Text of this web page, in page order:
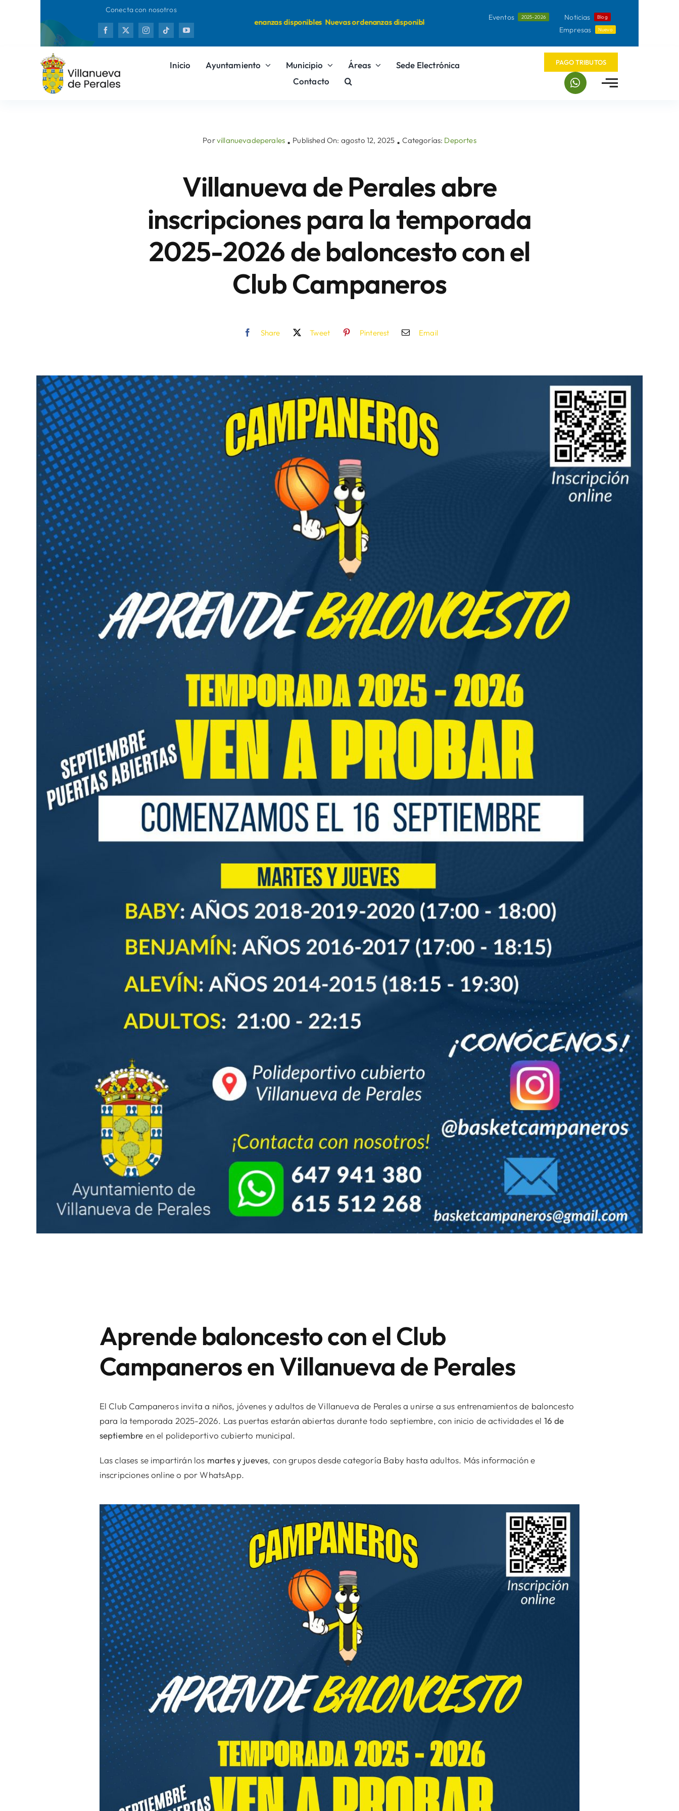
Conecta con nosotros
Nuevas ordenanzas disponibles Nuevas ordenanzas disponibles Eventos 2025-2026 Noticias Blog
Empresas Nuevo
Inicio Ayuntamiento Municipio Áreas
Sede Electrónica
Contacto
PAGO TRIBUTOS
Porvillanuevadeperales ▪ Published On: agosto 12, 2025 ▪ Categorías: Deportes
Villanueva de Perales abre
inscripciones para la temporada
2025-2026 de baloncesto con el
Club Campaneros
Share Tweet Pinterest Email
Aprende baloncesto con el Club
Campaneros en Villanueva de Perales
El Club Campaneros invita a niños, jóvenes y adultos de Villanueva de Perales a unirse a sus entrenamientos de baloncesto
para la temporada 2025-2026. Las puertas estarán abiertas durante todo septiembre, con inicio de actividades el 16 de
septiembre en el polideportivo cubierto municipal.
Las clases se impartirán los martes y jueves, con grupos desde categoría Baby hasta adultos. Más información e
inscripciones online o por WhatsApp.